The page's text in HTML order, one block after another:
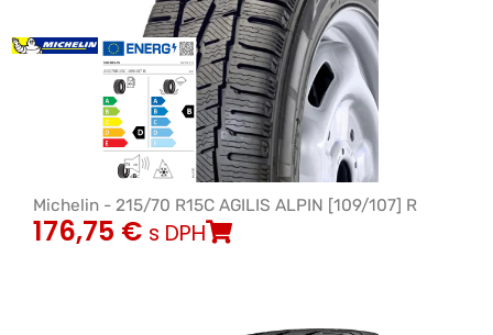
Michelin - 215/70 R15C AGILIS ALPIN [109/107] R
176,75 € s DPH